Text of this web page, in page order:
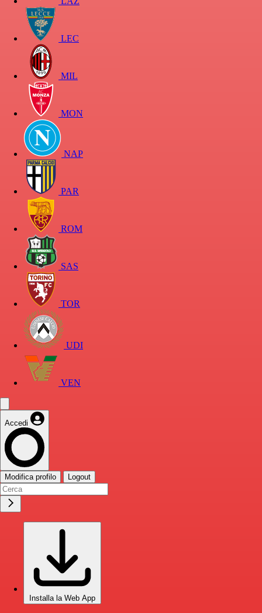
LEC
MIL
MON
NAP
PAR
ROM
SAS
TOR
UDI
VEN
Accedi
Modifica profilo Logout
Installa la Web App